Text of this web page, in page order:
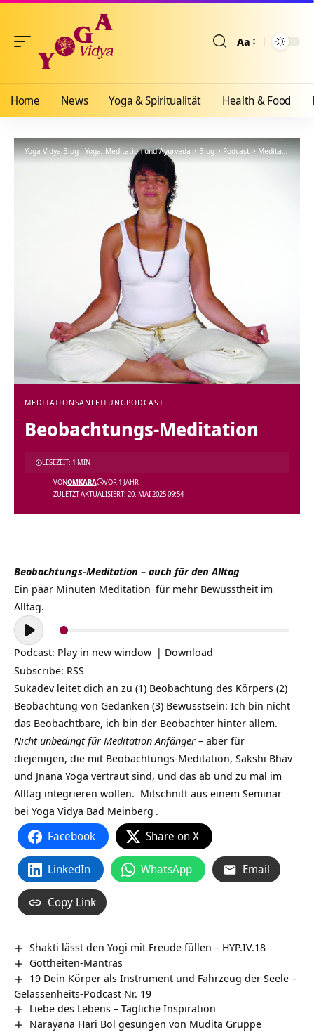
Aa
Home News Yoga & Spiritualität Health & Food
Yoga Vidya Blog - Yoga, Meditation und Ayurveda>Blog>Podcast>Meditationsanleitung
MEDITATIONSANLEITUNGPODCAST
Beobachtungs-Meditation
ZULETZT AKTUALISIERT: 20. MAI 2025 09:54
VONOMKARA VOR 1 JAHR
LESEZEIT: 1 MIN
Beobachtungs-Meditation – auch für den Alltag
Ein paar Minuten Meditation für mehr Bewusstheit im
Alltag.
Audio-
Player
Podcast: Play in new window | Download
Subscribe: RSS
Sukadev leitet dich an zu (1) Beobachtung des Körpers (2)
Beobachtung von Gedanken (3) Bewusstsein: Ich bin nicht
das Beobachtbare, ich bin der Beobachter hinter allem.
Nicht unbedingt für Meditation Anfänger– aber für
diejenigen, die mit Beobachtungs-Meditation, Sakshi Bhav
und Jnana Yoga vertraut sind, und das ab und zu mal im
Alltag integrieren wollen. Mitschnitt aus einem Seminar
bei Yoga Vidya Bad Meinberg .
Facebook Share on X
LinkedIn WhatsApp Email
Copy Link
Shakti lässt den Yogi mit Freude füllen – HYP.IV.18
Gottheiten-Mantras
19 Dein Körper als Instrument und Fahrzeug der Seele –
Gelassenheits-Podcast Nr. 19
Liebe des Lebens – Tägliche Inspiration
Narayana Hari Bol gesungen von Mudita Gruppe